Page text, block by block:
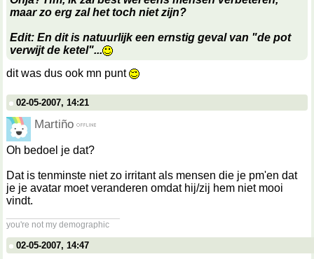
maar zo erg zal het toch niet zijn?
Edit: En dit is natuurlijk een ernstig geval van "de pot
verwijt de ketel"...
dit was dus ook mn punt
02-05-2007, 14:21
Martiño
Oh bedoel je dat?
Dat is tenminste niet zo irritant als mensen die je pm'en dat
je je avatar moet veranderen omdat hij/zij hem niet mooi
vindt.
you're not my demographic
02-05-2007, 14:47